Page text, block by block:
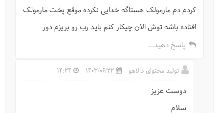
کردم دم مارمولک هستاگه خدایی نکرده موقع پخت مارمولک
افتاده باشه توش الان چیکار کنم باید رب رو بریزم دور
پاسخ دهید...
تولید محتوای دالاهو 1403/06/22
14:24
دوست عزیز
سلام